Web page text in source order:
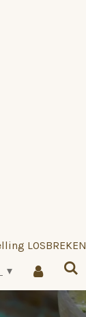
LOSBREKEN